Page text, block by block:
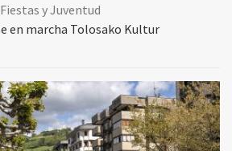
y Juventud
en marcha Tolosako Kultur